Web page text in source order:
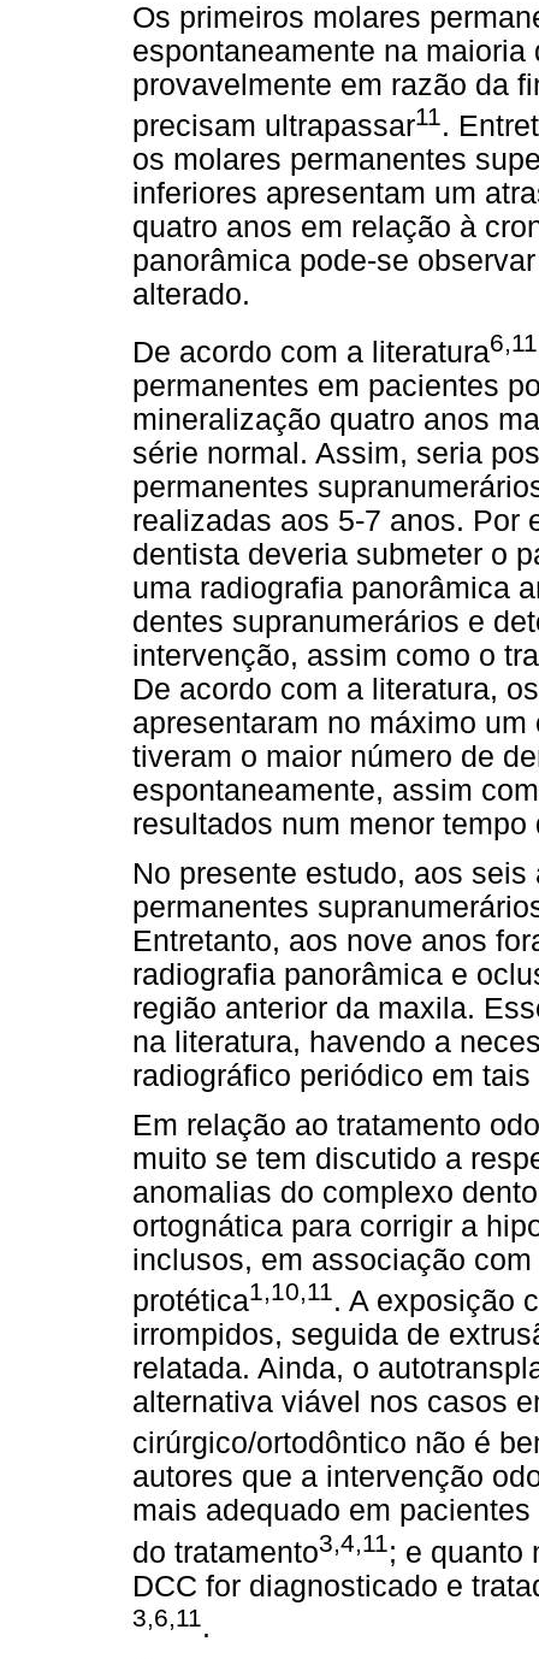
Os primeiros molares
espontaneamente na
provavelmente em razão da
precisam ultrapassar11.
os molares permanentes
inferiores apresentam um
quatro anos em relação à
panorâmica pode-se
alterado.
De acordo com a literatura6,11
permanentes em pacientes
mineralização quatro anos
série normal. Assim, seria
permanentes
realizadas aos 5-7 anos. Por
dentista deveria submeter o
uma radiografia panorâmica
dentes supranumerários e
intervenção, assim como o
De acordo com a literatura,
apresentaram no máximo
tiveram o maior número de
espontaneamente, assim
resultados num menor tempo
No presente estudo, aos
permanentes
Entretanto, aos nove anos
radiografia panorâmica e
região anterior da maxila.
na literatura, havendo a
radiográfico periódico em
Em relação ao tratamento
muito se tem discutido a
anomalias do complexo
ortognática para corrigir a
inclusos, em associação
protética1,10,11. A exposição
irrompidos, seguida de
relatada. Ainda, o
alternativa viável nos casos
cirúrgico/ortodôntico não é
autores que a intervenção
mais adequado em
do tratamento3,4,11 ; e quanto
DCC for diagnosticado e
3,6,11.